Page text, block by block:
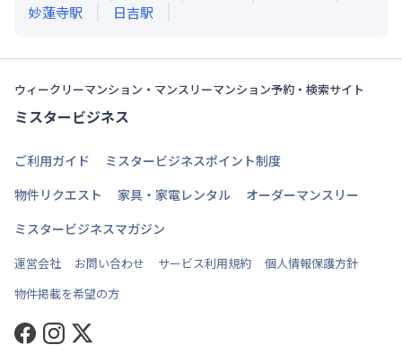
妙蓮寺駅 日吉駅
ウィークリーマンション・マンスリーマンション予約・検索サイト
ミスタービジネス
ご利用ガイド
ミスタービジネスポイント制度
物件リクエスト
家具・家電レンタル
オーダーマンスリー
ミスタービジネスマガジン
運営会社 お問い合わせ サービス利用規約
個人情報保護方針
物件掲載を希望の方
Facebook
Instagram
Twitter